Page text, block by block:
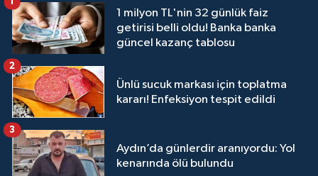
1 milyon TL'nin 32 günlük faiz
getirisi belli oldu! Banka banka
güncel kazanç tablosu
Ünlü sucuk markası için toplatma
kararı! Enfeksiyon tespit edildi
2
Aydın’da günlerdir aranıyordu: Yol
kenarında ölü bulundu
3